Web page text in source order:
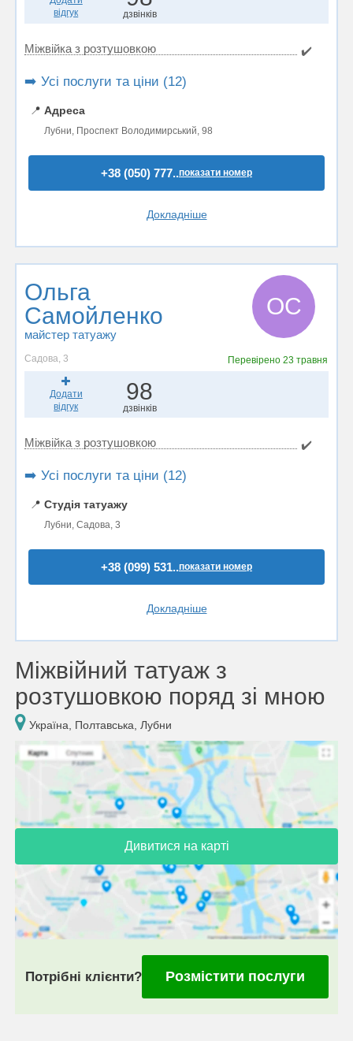
відгук
дзвінків
Міжвійка з розтушовкою ✔️
➡️ Усі послуги та ціни (12)
📍 Адреса
Лубни, Проспект Володимирський, 98
+38 (050) 777..показати номер
Докладніше
Ольга
Самойленко
майстер татуажу
ОС
Садова, 3 Перевірено23 травня
Додати
відгук
98
дзвінків
Міжвійка з розтушовкою ✔️
➡️ Усі послуги та ціни (12)
📍 Студія татуажу
Лубни, Садова, 3
+38 (099) 531..показати номер
Докладніше
Міжвійний татуаж з
розтушовкою поряд зі мною
Україна, Полтавська, Лубни
Дивитися на карті
Потрібні клієнти? Розмістити послуги